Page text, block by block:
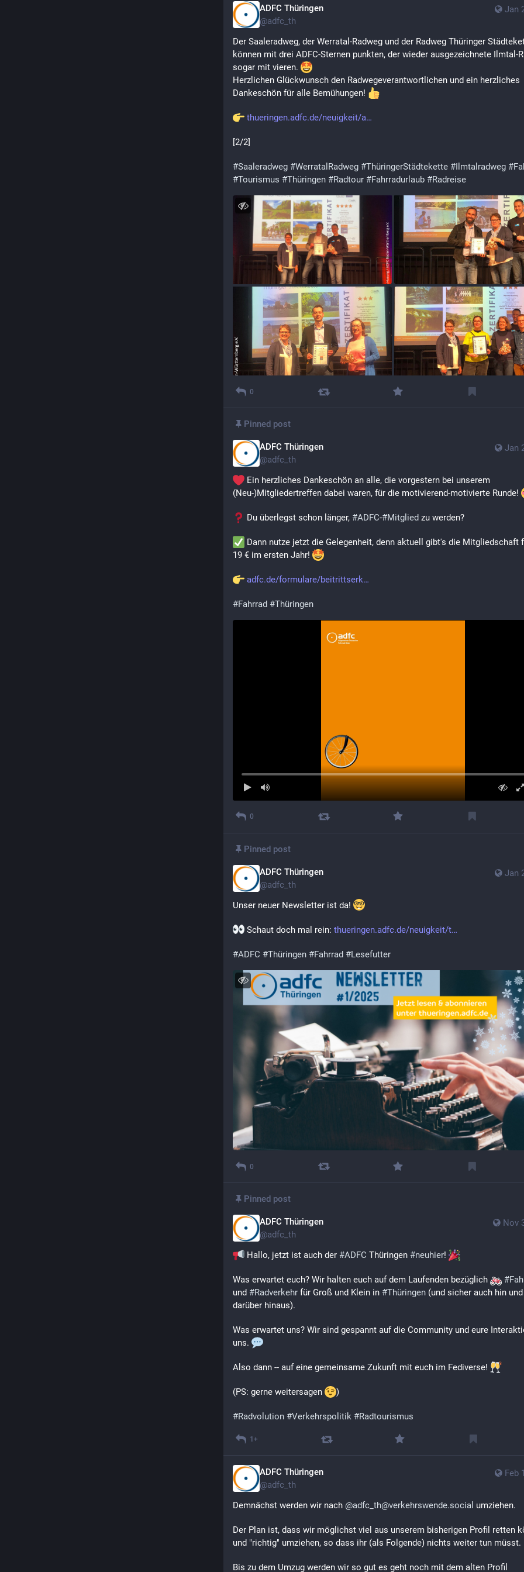
Jan
ADFC Thüringen
@adfc_th
Der Saaleradweg, der Werratal-Radweg und der Radweg Thüringer
können mit drei ADFC-Sternen punkten, der wieder ausgezeichnete Ilmtal-
sogar mit vieren.
Herzlichen Glückwunsch den Radwegeverantwortlichen und ein herzliches
Dankeschön für alle Bemühungen!
thueringen.adfc.de/neuigkeit/a
[2/2]
#Saaleradweg #WerratalRadweg #ThüringerStädtekette #Ilmtalradweg #
#Tourismus #Thüringen #Radtour #Fahrradurlaub #Radreise
0
Pinned post
Jan
ADFC Thüringen
@adfc_th
Ein herzliches Dankeschön an alle, die vorgestern bei unserem
(Neu-)Mitgliedertreffen dabei waren, für die motivierend-motivierte Runde!
Du überlegst schon länger, #ADFC-#Mitglied zu werden?
Dann nutze jetzt die Gelegenheit, denn aktuell gibt's die Mitgliedschaft
19 € im ersten Jahr!
adfc.de/formulare/beitrittserk
#Fahrrad #Thüringen
0
Pinned post
Jan
ADFC Thüringen
@adfc_th
Unser neuer Newsletter ist da!
Schaut doch mal rein: thueringen.adfc.de/neuigkeit/t
#ADFC #Thüringen #Fahrrad #Lesefutter
0
Pinned post
Nov
ADFC Thüringen
@adfc_th
Hallo, jetzt ist auch der #ADFC Thüringen #neuhier!
Was erwartet euch? Wir halten euch auf dem Laufenden bezüglich #
und #Radverkehr für Groß und Klein in #Thüringen (und sicher auch hin
darüber hinaus).
Was erwartet uns? Wir sind gespannt auf die Community und eure
uns.
Also dann -- auf eine gemeinsame Zukunft mit euch im Fediverse!
(PS: gerne weitersagen )
#Radvolution #Verkehrspolitik #Radtourismus
1+
Feb
ADFC Thüringen
@adfc_th
Demnächst werden wir nach @adfc_th@verkehrswende.social umziehen.
Der Plan ist, dass wir möglichst viel aus unserem bisherigen Profil retten
und "richtig" umziehen, so dass ihr (als Folgende) nichts weiter tun müsst.
Bis zu dem Umzug werden wir so gut es geht noch mit dem alten Profil